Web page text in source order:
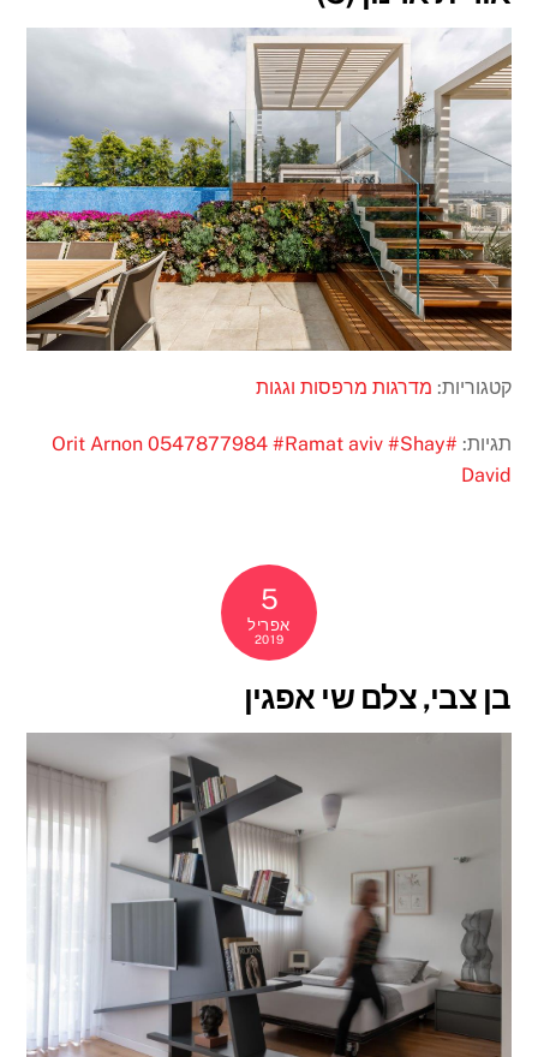
קטגוריות: מדרגות מרפסות וגגות
תגיות: #Orit Arnon 0547877984
#Ramat aviv #Shay
David
5
אפריל
2019
בן צבי, צלם שי אפגין